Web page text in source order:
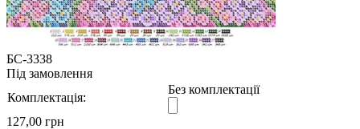
БС-3338
Під замовлення
Комплектація:
Без комплектації
127,00 грн